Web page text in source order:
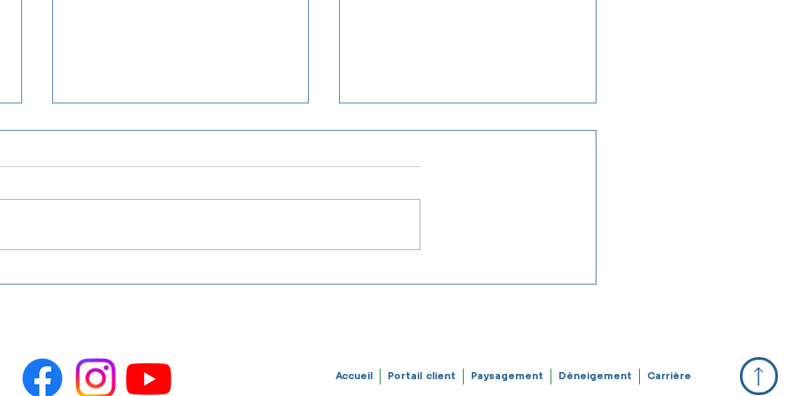
❄️ Opérations de
Bonjour à tous, Avec la neige
remercions de bien vouloir
❄️ Fin des opérations – 26
février, 10h45 ❄️
Nos opérations de
ou signalement d’un oubli,
Accueil Portail client Paysagement Déneigement Carrière